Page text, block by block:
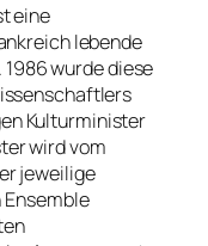
eine
lebende
wurde diese
Kulturminister
wird vom
jeweilige